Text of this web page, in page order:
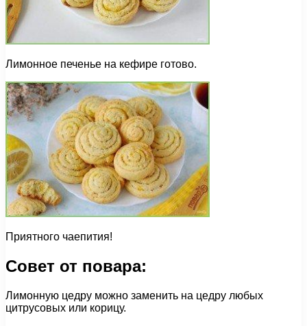
Лимонное печенье на кефире готово.
Приятного чаепития!
Совет от повара:
Лимонную цедру можно заменить на цедру любых
цитрусовых или корицу.